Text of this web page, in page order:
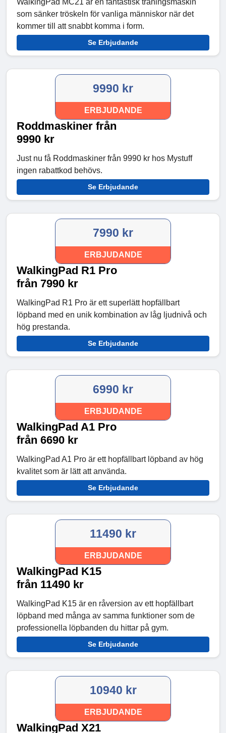
WalkingPad MC21 är en fantastisk träningsmaskin
som sänker tröskeln för vanliga människor när det
kommer till att snabbt komma i form.
Se Erbjudande
9990 kr
ERBJUDANDE
Roddmaskiner från
9990 kr
Just nu få Roddmaskiner från 9990 kr hos Mystuff
ingen rabattkod behövs.
Se Erbjudande
7990 kr
ERBJUDANDE
WalkingPad R1 Pro
från 7990 kr
WalkingPad R1 Pro är ett superlätt hopfällbart
löpband med en unik kombination av låg ljudnivå och
hög prestanda.
Se Erbjudande
6990 kr
ERBJUDANDE
WalkingPad A1 Pro
från 6690 kr
WalkingPad A1 Pro är ett hopfällbart löpband av hög
kvalitet som är lätt att använda.
Se Erbjudande
11490 kr
ERBJUDANDE
WalkingPad K15
från 11490 kr
WalkingPad K15 är en råversion av ett hopfällbart
löpband med många av samma funktioner som de
professionella löpbanden du hittar på gym.
Se Erbjudande
10940 kr
ERBJUDANDE
WalkingPad X21